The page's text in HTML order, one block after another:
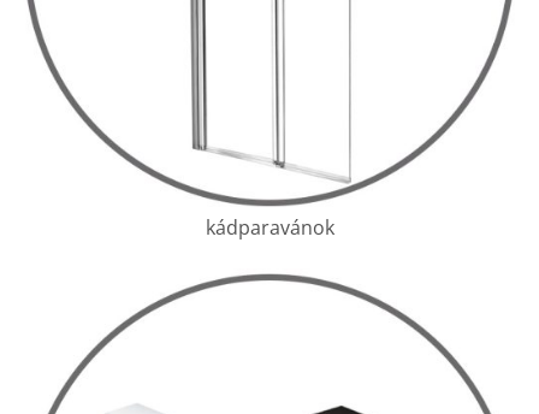
kádparavánok